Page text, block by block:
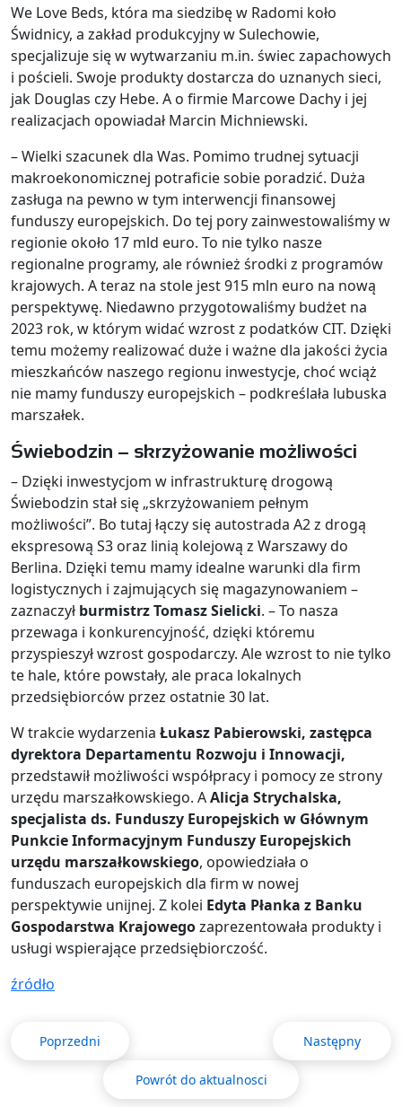
We Love Beds, która ma siedzibę w Radomi koło
Świdnicy, a zakład produkcyjny w Sulechowie,
specjalizuje się w wytwarzaniu m.in. świec zapachowych
i pościeli. Swoje produkty dostarcza do uznanych sieci,
jak Douglas czy Hebe. A o firmie Marcowe Dachy i jej
realizacjach opowiadał Marcin Michniewski.
– Wielki szacunek dla Was. Pomimo trudnej sytuacji
makroekonomicznej potraficie sobie poradzić. Duża
zasługa na pewno w tym interwencji finansowej
funduszy europejskich. Do tej pory zainwestowaliśmy w
regionie około 17 mld euro. To nie tylko nasze
regionalne programy, ale również środki z programów
krajowych. A teraz na stole jest 915 mln euro na nową
perspektywę. Niedawno przygotowaliśmy budżet na
2023 rok, w którym widać wzrost z podatków CIT. Dzięki
temu możemy realizować duże i ważne dla jakości życia
mieszkańców naszego regionu inwestycje, choć wciąż
nie mamy funduszy europejskich – podkreślała lubuska
marszałek.
Świebodzin – skrzyżowanie możliwości
– Dzięki inwestycjom w infrastrukturę drogową
Świebodzin stał się „skrzyżowaniem pełnym
możliwości”. Bo tutaj łączy się autostrada A2 z drogą
ekspresową S3 oraz linią kolejową z Warszawy do
Berlina. Dzięki temu mamy idealne warunki dla firm
logistycznych i zajmujących się magazynowaniem –
zaznaczył burmistrz Tomasz Sielicki. – To nasza
przewaga i konkurencyjność, dzięki któremu
przyspieszył wzrost gospodarczy. Ale wzrost to nie tylko
te hale, które powstały, ale praca lokalnych
przedsiębiorców przez ostatnie 30 lat.
W trakcie wydarzenia Łukasz Pabierowski, zastępca
dyrektora Departamentu Rozwoju i Innowacji,
przedstawił możliwości współpracy i pomocy ze strony
urzędu marszałkowskiego. AAlicja Strychalska,
specjalista ds. Funduszy Europejskich w Głównym
Punkcie Informacyjnym Funduszy Europejskich
urzędu marszałkowskiego, opowiedziała o
funduszach europejskich dla firm w nowej
perspektywie unijnej. Z kolei Edyta Płanka z Banku
Gospodarstwa Krajowegozaprezentowała produkty i
usługi wspierające przedsiębiorczość.
źródło
Poprzedni Następny
Powrót do aktualnosci